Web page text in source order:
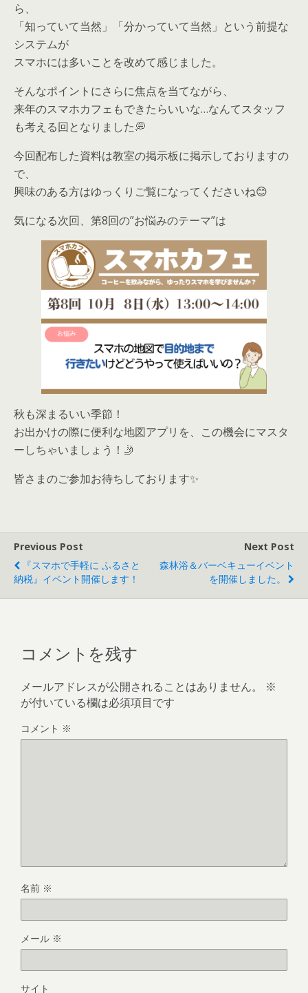
ら、
「知っていて当然」「分かっていて当然」という前提な
システムが
スマホには多いことを改めて感じました。
そんなポイントにさらに焦点を当てながら、
来年のスマホカフェもできたらいいな…なんてスタッフ
も考える回となりました💭
今回配布した資料は教室の掲示板に掲示しておりますの
で、
興味のある方はゆっくりご覧になってくださいね😊
気になる次回、第8回の”お悩みのテーマ”は
秋も深まるいい季節！
お出かけの際に便利な地図アプリを、この機会にマスタ
ーしちゃいましょう！🤳
皆さまのご参加お待ちしております✨
Previous Post
『スマホで手軽に ふるさと
納税』イベント開催します！
Next Post
森林浴＆バーベキューイベント
を開催しました。
コメントを残す
メールアドレスが公開されることはありません。
※
が付いている欄は必須項目です
コメント ※
名前 ※
メール ※
サイト